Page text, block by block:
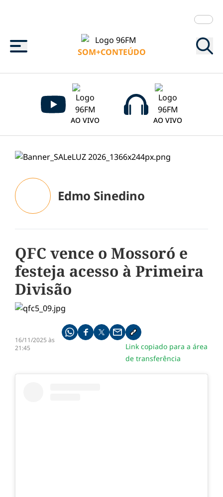
Menu
SOM+CONTEÚDO
AO VIVO AO VIVO
Edmo Sinedino
QFC vence o Mossoró e
festeja acesso à Primeira
Divisão
16/11/2025 às
21:45
Compartilhe pelo whatsapp
Compartilhar no facebook
Compartilhar no twitter
Compartilhe pelo email
Copiar link da notícia
Link copiado para a área
de transferência